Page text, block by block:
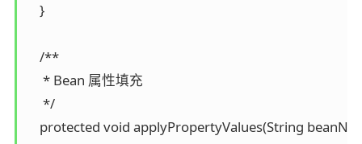
    }
    /**
     * Bean 属性填充
     */
protected void applyPropertyValues(String